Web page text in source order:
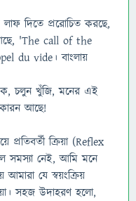
দিতে প্ররোচিত করছে,
'The call of the
du vide। বাংলায়
চলুন খুঁজি, মনের এই
কারন আছে!
ক্রিয়া (Reflex
সমস্যা নেই, আমি মনে
যে স্বয়ংক্রিয়
সহজ উদাহরণ হলো,